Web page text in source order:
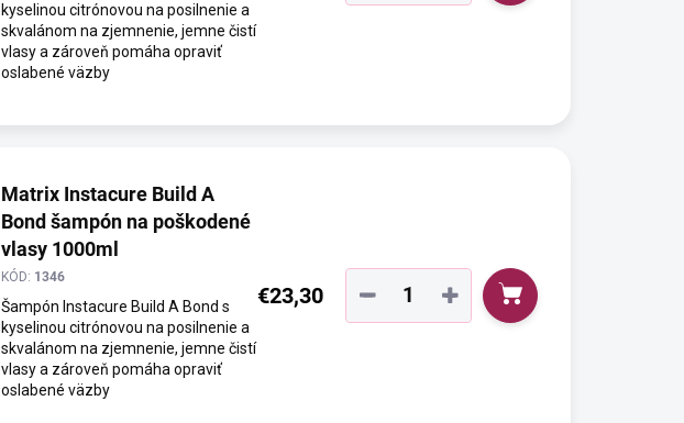
kyselinou citrónovou na posilnenie a
skvalánom na zjemnenie, jemne čistí
vlasy a zároveň pomáha opraviť
oslabené väzby
Matrix Instacure Build A
Bond šampón na poškodené
vlasy 1000ml
KÓD: 1346
Šampón Instacure Build A Bond s
kyselinou citrónovou na posilnenie a
skvalánom na zjemnenie, jemne čistí
vlasy a zároveň pomáha opraviť
oslabené väzby
€23,30 +
−